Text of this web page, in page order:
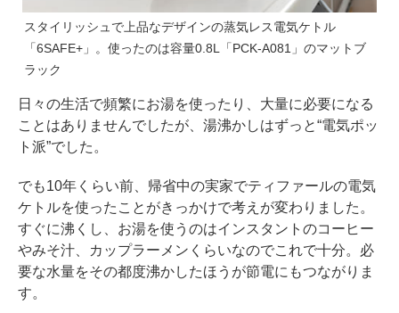
スタイリッシュで上品なデザインの蒸気レス電気ケトル
「6SAFE+」。使ったのは容量0.8L「PCK-A081」のマットブ
ラック
日々の生活で頻繁にお湯を使ったり、大量に必要になる
ことはありませんでしたが、湯沸かしはずっと“電気ポッ
ト派”でした。
でも10年くらい前、帰省中の実家でティファールの電気
ケトルを使ったことがきっかけで考えが変わりました。
すぐに沸くし、お湯を使うのはインスタントのコーヒー
やみそ汁、カップラーメンくらいなのでこれで十分。必
要な水量をその都度沸かしたほうが節電にもつながりま
す。